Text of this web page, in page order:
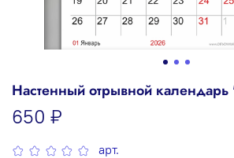
арт.
Настенный отрывной
650 ₽